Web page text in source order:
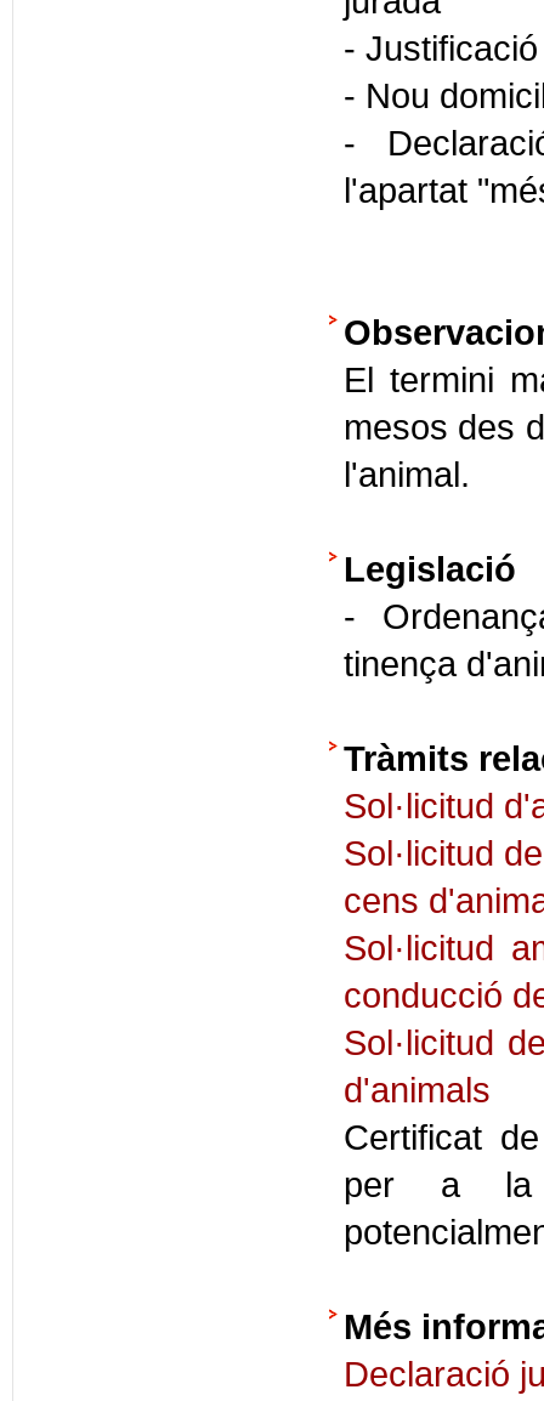
-
- Nou
-
l'apartat
El termini
mesos des
l'animal.
Legislació
-
tinença
Tràmits
Sol·licitud
Sol·licitud
cens
Sol·licitud
conducció
Sol·licitud
d'animals
Certificat
per a la
Més
Declaració